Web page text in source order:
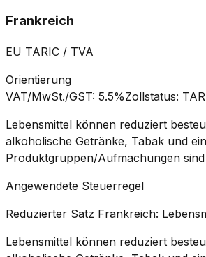
Frankreich
EU TARIC / TVA
Orientierung
VAT/MwSt./GST: 5.5%Zollstatus:
Lebensmittel können reduziert
alkoholische Getränke, Tabak und
Produktgruppen/Aufmachungen
Angewendete Steuerregel
Reduzierter Satz Frankreich:
Lebensmittel können reduziert